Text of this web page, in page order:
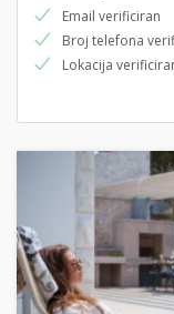
Email verificiran
Broj telefona
Lokacija